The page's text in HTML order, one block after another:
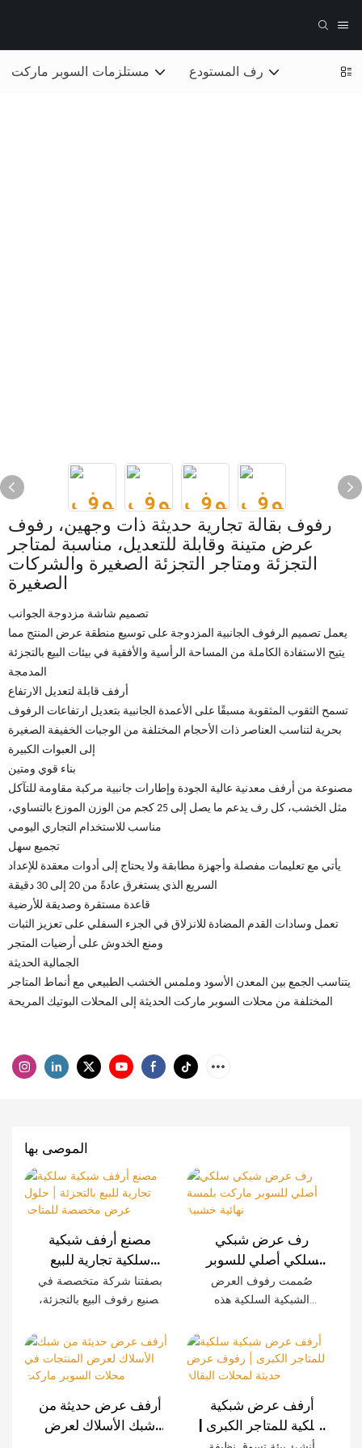
مستلزمات السوبر ماركت رف المستودع
رفوف بقالة تجارية حديثة ذات وجهين، رفوف
عرض متينة وقابلة للتعديل، مناسبة لمتاجر
التجزئة ومتاجر التجزئة الصغيرة والشركات
الصغيرة
تصميم شاشة مزدوجة الجوانب
يعمل تصميم الرفوف الجانبية المزدوجة على توسيع منطقة عرض المنتج مما
يتيح الاستفادة الكاملة من المساحة الرأسية والأفقية في بيئات البيع بالتجزئة
المدمجة
أرفف قابلة لتعديل الارتفاع
تسمح الثقوب المثقوبة مسبقًا على الأعمدة الجانبية بتعديل ارتفاعات الرفوف
بحرية لتناسب العناصر ذات الأحجام المختلفة من الوجبات الخفيفة الصغيرة
إلى العبوات الكبيرة
بناء قوي ومتين
مصنوعة من أرفف معدنية عالية الجودة وإطارات جانبية مركبة مقاومة للتآكل
مثل الخشب، كل رف يدعم ما يصل إلى 25 كجم من الوزن الموزع بالتساوي،
مناسب للاستخدام التجاري اليومي
تجميع سهل
يأتي مع تعليمات مفصلة وأجهزة مطابقة ولا يحتاج إلى أدوات معقدة للإعداد
السريع الذي يستغرق عادةً من 20 إلى 30 دقيقة
قاعدة مستقرة وصديقة للأرضية
تعمل وسادات القدم المضادة للانزلاق في الجزء السفلي على تعزيز الثبات
ومنع الخدوش على أرضيات المتجر
الجمالية الحديثة
يتناسب الجمع بين المعدن الأسود وملمس الخشب الطبيعي مع أنماط المتاجر
المختلفة من محلات السوبر ماركت الحديثة إلى المحلات البوتيك المريحة
الموصى بها
مصنع أرفف شبكية
سلكية تجارية للبيع
بالتجزئة | حلول عرض
مخصصة للمتاجر
بصفتنا شركة متخصصة في
تصنيع رفوف البيع بالتجزئة،
سلكية مصممة خصيصًا
للمتاجر الكبرى، وسلاسل
المتاجر، والمتاجر الصغيرة،
جميع أنحاء العالم. كما نوفر
خدمات تصنيع المعدات
رف عرض شبكي
سلكي أصلي للسوبر
ماركت بلمسة نهائية
خشبية
صُممت رفوف العرض
الشبكية السلكية هذه
الحديثة، وتتميز بمتانة
استثنائية وسهولة التركيب
وإمكانية تخصيصها. تضفي
الخشب لمسةً راقية على
تجربة التسوق مع الحفاظ
أرفف عرض حديثة من
شبك الأسلاك لعرض
أرفف عرض شبكية
سلكية للمتاجر الكبرى |